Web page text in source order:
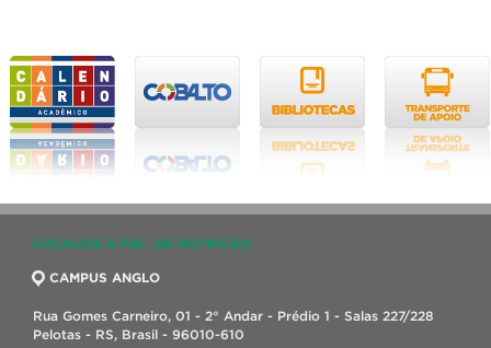
LOCALIZE A FAC. DE NUTRIÇÃO
CAMPUS ANGLO
Rua Gomes Carneiro, 01 - 2° Andar - Prédio 1 - Salas 227/228
Pelotas - RS, Brasil - 96010-610